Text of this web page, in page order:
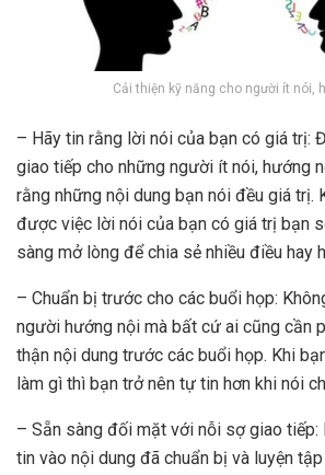
Cải thiện kỹ năng cho người ít nói,
– Hãy tin rằng lời nói của bạn có giá trị:
giao tiếp cho những người ít nói, hướng
rằng những nội dung bạn nói đều giá trị.
được việc lời nói của bạn có giá trị bạn
sàng mở lòng để chia sẻ nhiều điều hay
– Chuẩn bị trước cho các buổi họp:
người hướng nội mà bất cứ ai cũng cần
thận nội dung trước các buổi họp. Khi
làm gì thì bạn trở nên tự tin hơn khi nói
– Sẵn sàng đối mặt với nỗi sợ giao tiếp:
tin vào nội dung đã chuẩn bị và luyện